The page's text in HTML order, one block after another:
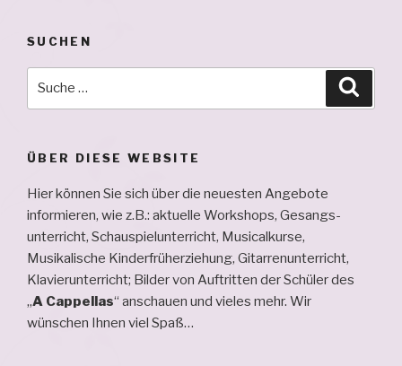
SUCHEN
ÜBER DIESE WEBSITE
Hier können Sie sich über die neuesten Angebote
informieren, wie z.B.: aktuelle Workshops, Ge­sangs­
unterricht, Schau­spiel­unterricht, Musical­kurse,
Musikalische Kinderfrüherziehung, Gitarren­unterricht,
Klavier­unterricht; Bilder von Auftritten der Schüler des
„A Cappellas“ an­schauen und vieles mehr. Wir
wünschen Ihnen viel Spaß…